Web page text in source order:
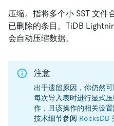
压缩。指将多个小 SST 文件
已删除的条目。TiDB
会自动压缩数据。
注意
出于遗留原因，你仍然
每次导入表时进行显式
作，且该操作的相关设置
技术细节参阅 RocksDB